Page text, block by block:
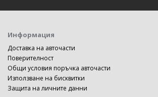
Информация
Доставка на авточасти
Поверителност
Общи условия поръчка авточасти
Използване на бисквитки
Защита на личните данни